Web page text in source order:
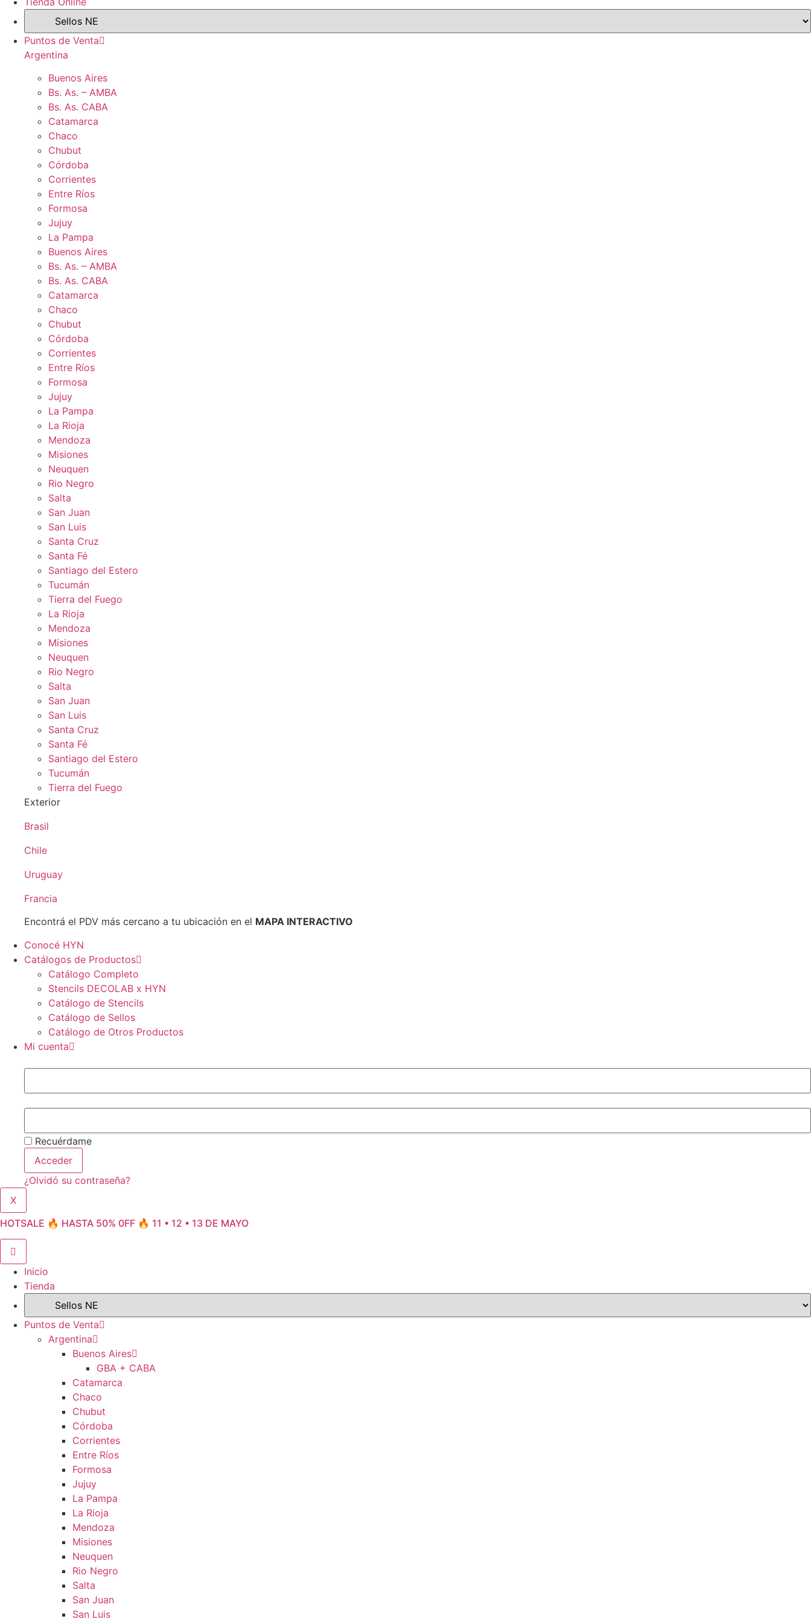
Puntos de Venta
Argentina
Buenos Aires
Bs. As. – AMBA
Bs. As. CABA
Catamarca
Chaco
Chubut
Córdoba
Corrientes
Entre Ríos
Formosa
Jujuy
La Pampa
Buenos Aires
Bs. As. – AMBA
Bs. As. CABA
Catamarca
Chaco
Chubut
Córdoba
Corrientes
Entre Ríos
Formosa
Jujuy
La Pampa
La Rioja
Mendoza
Misiones
Neuquen
Rio Negro
Salta
San Juan
San Luis
Santa Cruz
Santa Fé
Santiago del Estero
Tucumán
Tierra del Fuego
La Rioja
Mendoza
Misiones
Neuquen
Rio Negro
Salta
San Juan
San Luis
Santa Cruz
Santa Fé
Santiago del Estero
Tucumán
Tierra del Fuego
Exterior
Brasil
Chile
Uruguay
Francia
Encontrá el PDV más cercano a tu ubicación en el MAPA INTERACTIVO
Conocé HYN
Catálogos de Productos
Catálogo Completo
Stencils DECOLAB x HYN
Catálogo de Stencils
Catálogo de Sellos
Catálogo de Otros Productos
Mi cuenta
Recuérdame
Acceder
¿Olvidó su contraseña?
X
HOTSALE 🔥 HASTA 50% 0FF 🔥 11 • 12 • 13 DE MAYO
Inicio
Tienda
Puntos de Venta
Argentina
Buenos Aires
GBA + CABA
Catamarca
Chaco
Chubut
Córdoba
Corrientes
Entre Ríos
Formosa
Jujuy
La Pampa
La Rioja
Mendoza
Misiones
Neuquen
Rio Negro
Salta
San Juan
San Luis